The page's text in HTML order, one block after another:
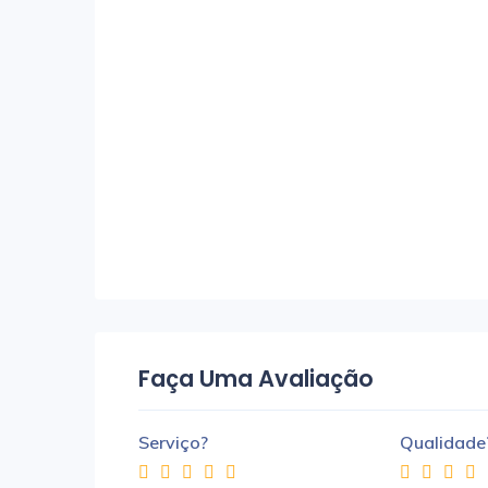
Faça Uma Avaliação
Serviço?